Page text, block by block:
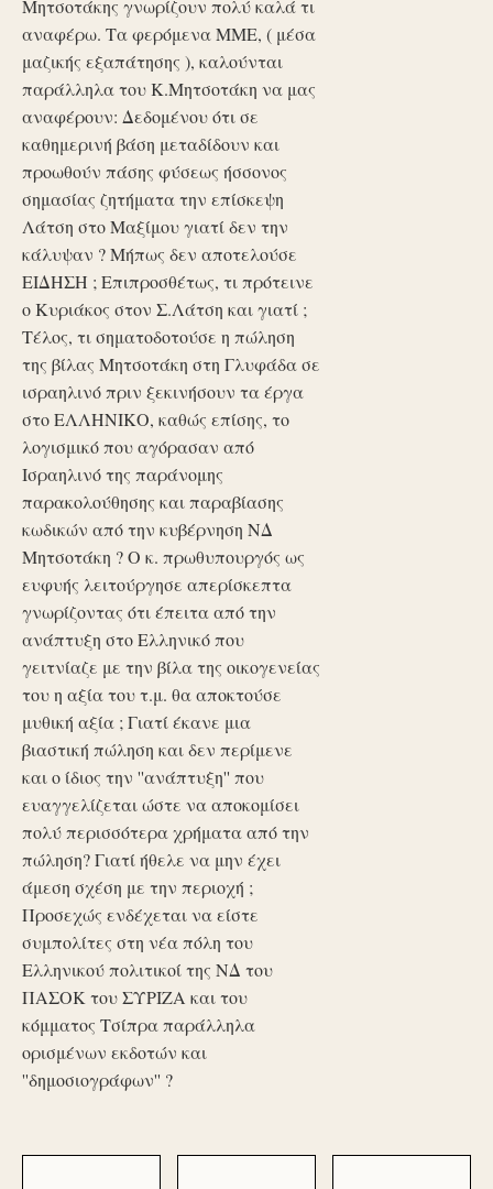
Μητσοτάκης γνωρίζουν πολύ καλά τι
αναφέρω. Τα φερόμενα ΜΜΕ, ( μέσα
μαζικής εξαπάτησης ), καλούνται
παράλληλα του Κ.Μητσοτάκη να μας
αναφέρουν: Δεδομένου ότι σε
καθημερινή βάση μεταδίδουν και
προωθούν πάσης φύσεως ήσσονος
σημασίας ζητήματα την επίσκεψη
Λάτση στο Μαξίμου γιατί δεν την
κάλυψαν ? Μήπως δεν αποτελούσε
ΕΙΔΗΣΗ ; Επιπροσθέτως, τι πρότεινε
ο Κυριάκος στον Σ.Λάτση και γιατί ;
Τέλος, τι σηματοδοτούσε η πώληση
της βίλας Μητσοτάκη στη Γλυφάδα σε
ισραηλινό πριν ξεκινήσουν τα έργα
στο ΕΛΛΗΝΙΚΟ, καθώς επίσης, το
λογισμικό που αγόρασαν από
Ισραηλινό της παράνομης
παρακολούθησης και παραβίασης
κωδικών από την κυβέρνηση ΝΔ
Μητσοτάκη ? Ο κ. πρωθυπουργός ως
ευφυής λειτούργησε απερίσκεπτα
γνωρίζοντας ότι έπειτα από την
ανάπτυξη στο Ελληνικό που
γειτνίαζε με την βίλα της οικογενείας
του η αξία του τ.μ. θα αποκτούσε
μυθική αξία ; Γιατί έκανε μια
βιαστική πώληση και δεν περίμενε
και ο ίδιος την ''ανάπτυξη'' που
ευαγγελίζεται ώστε να αποκομίσει
πολύ περισσότερα χρήματα από την
πώληση? Γιατί ήθελε να μην έχει
άμεση σχέση με την περιοχή ;
Προσεχώς ενδέχεται να είστε
συμπολίτες στη νέα πόλη του
Ελληνικού πολιτικοί της ΝΔ του
ΠΑΣΟΚ του ΣΥΡΙΖΑ και του
κόμματος Τσίπρα παράλληλα
ορισμένων εκδοτών και
''δημοσιογράφων'' ?